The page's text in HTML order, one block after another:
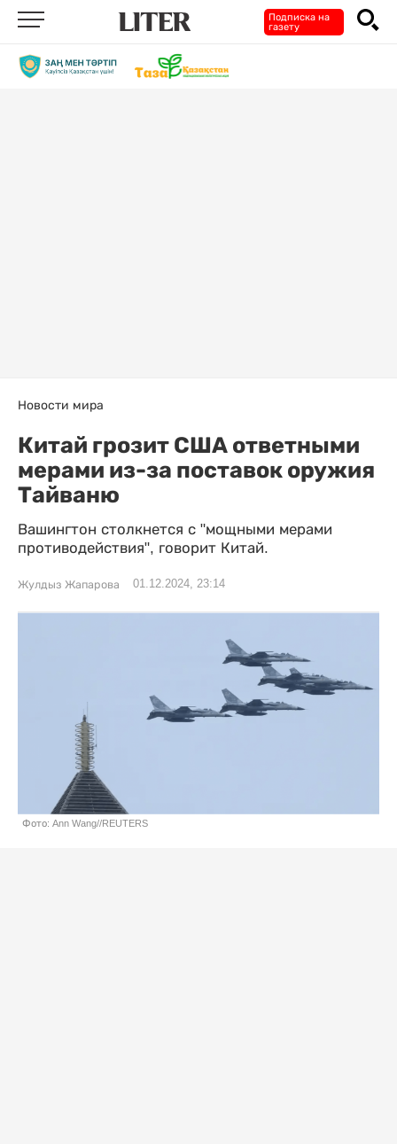
Подписка на
газету
Новости мира
Китай грозит США ответными
мерами из-за поставок оружия
Тайваню
Вашингтон столкнется с "мощными мерами
противодействия", говорит Китай.
Жулдыз Жапарова 01.12.2024, 23:14
Фото: Ann Wang//REUTERS